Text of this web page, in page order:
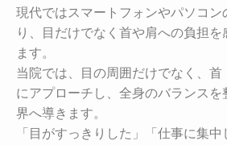
現代ではスマートフォンやパソコン
り、目だけでなく首や肩への負担
ます。
当院では、目の周囲だけでなく、
にアプローチし、全身のバランス
界へ導きます。
「目がすっきりした」「仕事に集中